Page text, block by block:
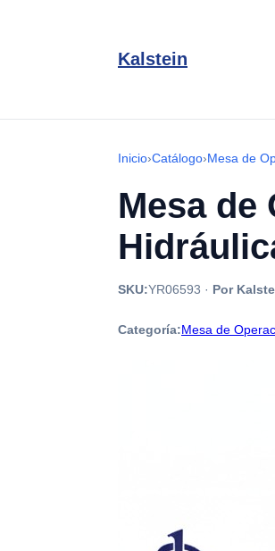
Kalstein
Inicio›Catálogo›Mesa de
Mesa de
SKU:YR06593 · Por
Categoría:Mesa de